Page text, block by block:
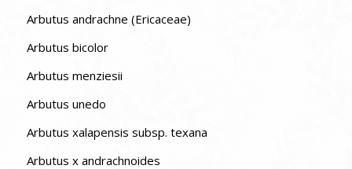
Arbutus andrachne (Ericaceae)
Arbutus bicolor
Arbutus menziesii
Arbutus unedo
Arbutus xalapensis subsp. texana
Arbutus x andrachnoides